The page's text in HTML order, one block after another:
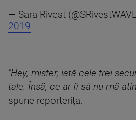
— Sara Rivest
2019
"Hey, mister, iată cele trei
tale. Însă, ce-ar fi să nu mă
spune reporterița.